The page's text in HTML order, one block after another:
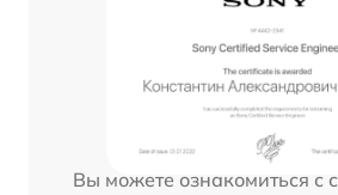
Вы можете ознакомиться с